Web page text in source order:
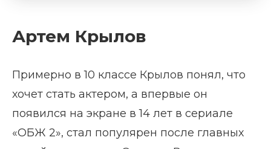
Артем Крылов
Примерно в 10 классе Крылов понял, что
хочет стать актером, а впервые он
появился на экране в 14 лет в сериале
«ОБЖ 2», стал популярен после главных